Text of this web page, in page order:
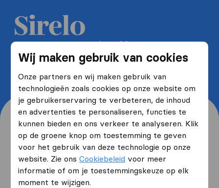
Wij maken gebruik van cookies
Onze partners en wij maken gebruik van
technologieën zoals cookies op onze website om
je gebruikerservaring te verbeteren, de inhoud
en advertenties te personaliseren, functies te
kunnen bieden en ons verkeer te analyseren. Klik
op de groene knop om toestemming te geven
voor het gebruik van deze technologie op onze
website. Zie onsCookiebeleid voor meer
informatie of om je toestemmingskeuze op elk
moment te wijzigen.
Ontvang 5 gratis offertes van
verhuisbedrijven en bespaar tot
wel 40%
Waar woon je nu en waar
verhuis je naartoe?